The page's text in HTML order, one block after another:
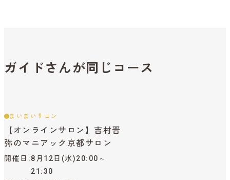
ガイドさんが同じコース
まいまいサロン
【オンラインサロン】吉村晋
弥のマニアック京都サロン
開催日
8月12日(水)20:00～
21:30